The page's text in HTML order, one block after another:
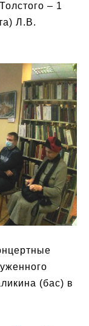
– 1
Л.В.
(бас) в